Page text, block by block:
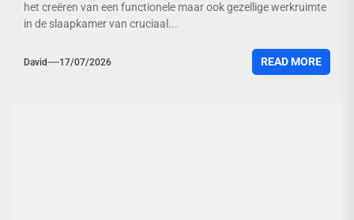
het creëren van een functionele maar ook gezellige werkruimte
in de slaapkamer van cruciaal...
David 17/07/2026 READ MORE